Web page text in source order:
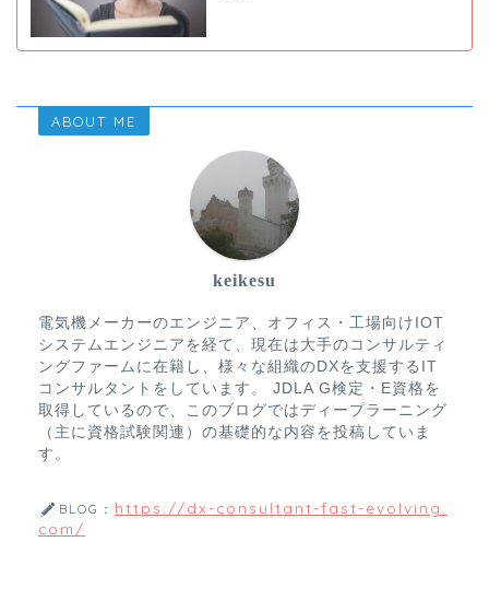
ABOUT ME
keikesu
電気機メーカーのエンジニア、オフィス・工場向けIOT
システムエンジニアを経て、現在は大手のコンサルティ
ングファームに在籍し、様々な組織のDXを支援するIT
コンサルタントをしています。 JDLA G検定・E資格を
取得しているので、このブログではディープラーニング
（主に資格試験関連）の基礎的な内容を投稿していま
す。
BLOG： https://dx-consultant-fast-evolving.
com/